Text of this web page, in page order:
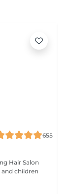
655
Hair Salon
children